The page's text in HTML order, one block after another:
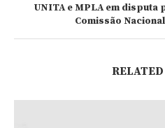
UNITA e MPLA em
Comissão
RELATED